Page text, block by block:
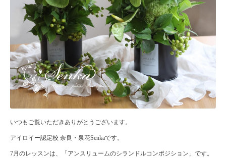
いつもご覧いただきありがとうございます。
アイロイー認定校 奈良・泉花Senkaです。
7月のレッスンは、「アンスリュームのシランドルコンポジション」です。